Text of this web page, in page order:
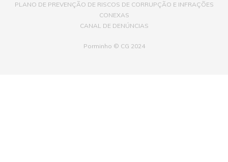
PLANO DE PREVENÇÃO DE RISCOS DE CORRUPÇÃO E INFRAÇÕES
CONEXAS
CANAL DE DENÚNCIAS
Porminho © CG 2024